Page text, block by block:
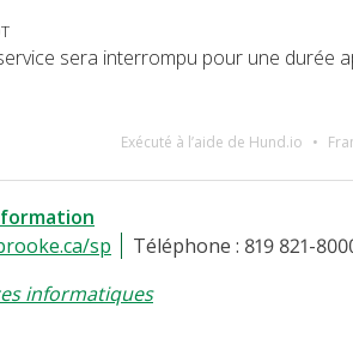
sera interrompu pour une durée
Exécuté à l’aide de Hund.io
sp
Téléphone : 819 821-
informatiques